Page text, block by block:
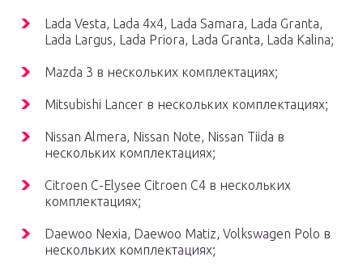
Lada Vesta, Lada 4х4, Lada Samara, Lada Granta,
Lada Largus, Lada Priora, Lada Granta, Lada Kalina;
Mazda 3 в нескольких комплектациях;
Mitsubishi Lancer в нескольких комплектациях;
Nissan Almera, Nissan Note, Nissan Tiida в
нескольких комплектациях;
Citroen C-Elysee Citroen C4 в нескольких
комплектациях;
Daewoo Nexia, Daewoo Matiz, Volkswagen Polo в
нескольких комплектациях;